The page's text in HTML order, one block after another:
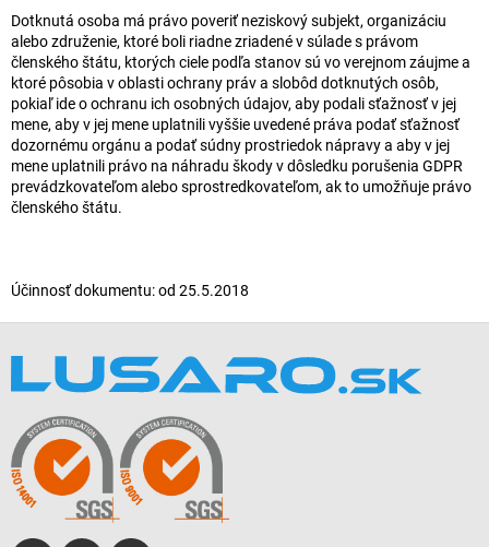
Dotknutá osoba má právo poveriť neziskový subjekt, organizáciu
alebo združenie, ktoré boli riadne zriadené v súlade s právom
členského štátu, ktorých ciele podľa stanov sú vo verejnom záujme a
ktoré pôsobia v oblasti ochrany práv a slobôd dotknutých osôb,
pokiaľ ide o ochranu ich osobných údajov, aby podali sťažnosť v jej
mene, aby v jej mene uplatnili vyššie uvedené práva podať sťažnosť
dozornému orgánu a podať súdny prostriedok nápravy a aby v jej
mene uplatnili právo na náhradu škody v dôsledku porušenia GDPR
prevádzkovateľom alebo sprostredkovateľom, ak to umožňuje právo
členského štátu.
Účinnosť dokumentu: od 25.5.2018